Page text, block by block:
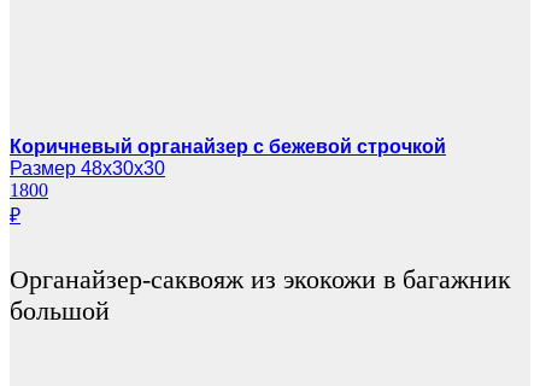
Коричневый органайзер с бежевой строчкой
Размер 48х30х30
1800
₽
Органайзер-саквояж из экокожи в багажник
большой